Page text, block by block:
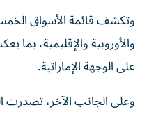
وتكشف قائمة الأسواق
والأوروبية والإقليمية،
على الوجهة الإماراتية.
وعلى الجانب الآخر، تصدرت